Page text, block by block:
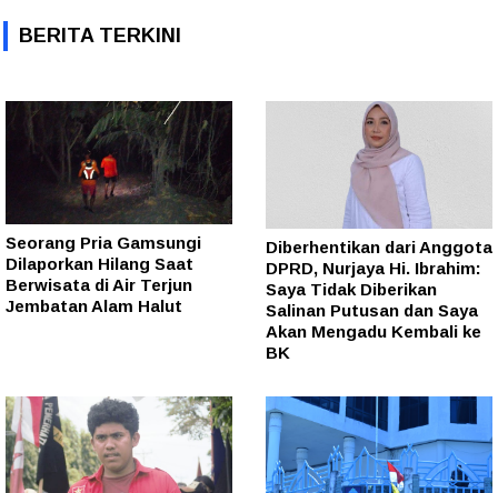
BERITA TERKINI
Seorang Pria Gamsungi
Dilaporkan Hilang Saat
Berwisata di Air Terjun
Jembatan Alam Halut
Diberhentikan dari Anggota
DPRD, Nurjaya Hi. Ibrahim:
Saya Tidak Diberikan
Salinan Putusan dan Saya
Akan Mengadu Kembali ke
BK